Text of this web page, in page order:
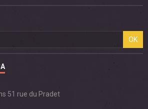
OK
51 rue du Pradet